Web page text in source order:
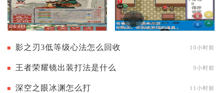
影之刃3低等级心法怎么回收 10小时前
王者荣耀镜出装打法是什么 9小时前
深空之眼冰渊怎么打 11小时前